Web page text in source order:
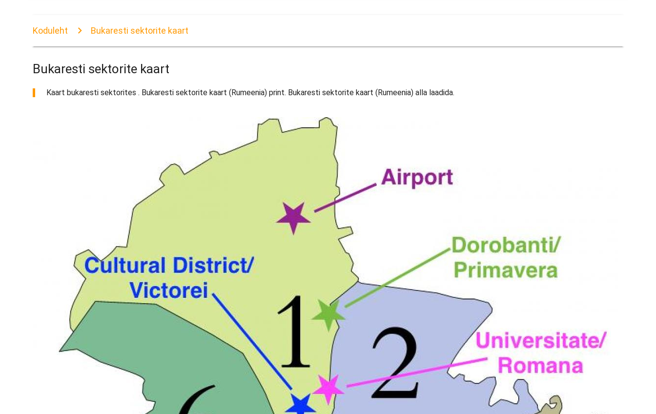
Koduleht Bukaresti sektorite kaart
Bukaresti sektorite kaart
Kaart bukaresti sektorites . Bukaresti sektorite kaart (Rumeenia) print. Bukaresti sektorite kaart (Rumeenia) alla laadida.